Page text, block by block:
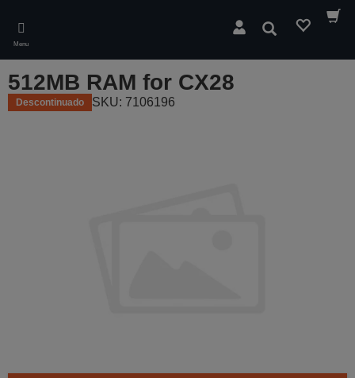
main
content
Menu
Pesquisar
512MB RAM for CX28
Descontinuado SKU: 7106196